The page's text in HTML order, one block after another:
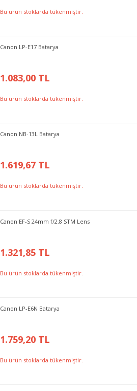
Bu ürün stoklarda tükenmiştir.
Canon LP-E17 Batarya
1.083,00 TL
Bu ürün stoklarda tükenmiştir.
Canon NB-13L Batarya
1.619,67 TL
Bu ürün stoklarda tükenmiştir.
Canon EF-S 24mm f/2.8 STM Lens
1.321,85 TL
Bu ürün stoklarda tükenmiştir.
Canon LP-E6N Batarya
1.759,20 TL
Bu ürün stoklarda tükenmiştir.